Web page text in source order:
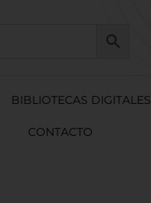
BIBLIOTECAS DIGITALES
CONTACTO